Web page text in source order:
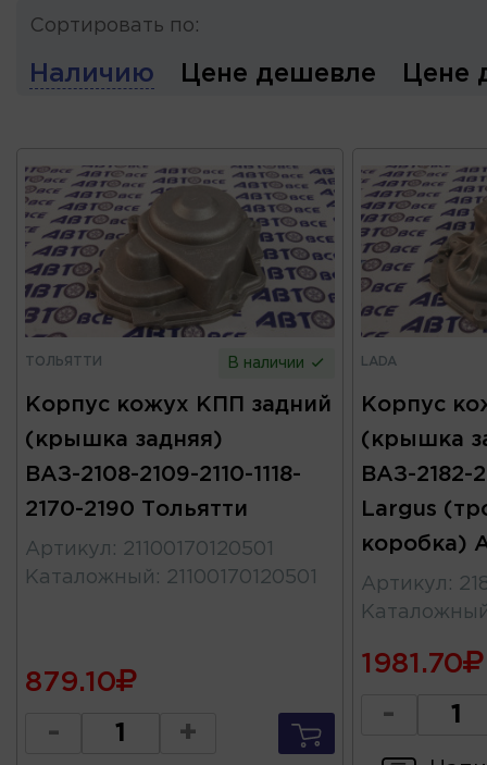
Сортировать по:
Наличию Цене дешевле Цене
ТОЛЬЯТТИ В наличии
Корпус кожух КПП задний
(крышка задняя)
ВАЗ-2108-2109-2110-1118-
2170-2190 Тольятти
Артикул : 21100170120501
Каталожный : 21100170120501
879.10
- +
LADA
Корпус
(крышка
ВАЗ-2182-
Largus
коробка)
Артикул :
1981.70
-